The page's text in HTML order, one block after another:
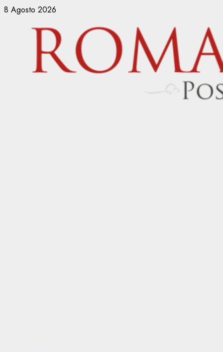
Vai
contenuto
8 Agosto 2026